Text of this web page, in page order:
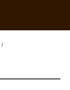
/